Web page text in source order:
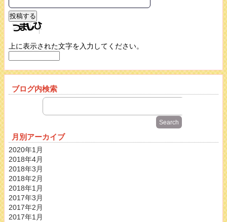
上に表示された文字を入力してください。
ブログ内検索
月別アーカイブ
2020年1月
2018年4月
2018年3月
2018年2月
2018年1月
2017年3月
2017年2月
2017年1月